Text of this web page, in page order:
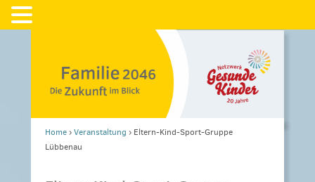
Home›Veranstaltung › Eltern-Kind-Sport-Gruppe
Lübbenau